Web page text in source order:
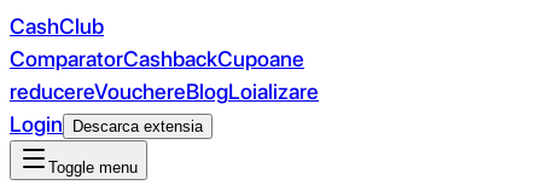
CashClub
ComparatorCashbackCupoane
reducereVouchereBlogLoializare
Login
Descarca extensia
Toggle menu